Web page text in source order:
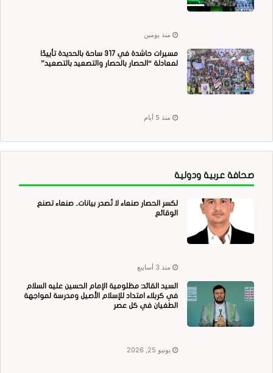
منذ يومين
مسيرات حاشدة في 317 ساحة بالحديدة تأييدًا
لمعادلة “الحصار بالحصار والتصعيد بالتصعيد”
منذ 5 أيام
صحافة عربية ودولية
لكسر الحصار صنعاء لا تُصدر بيانات.. صنعاء تصنع
الوقائع
منذ 3 أسابيع
السيد القائد: مظلومية الإمام الحسين عليه السلام
في كربلاء امتداد للإسلام الأصيل ومدرسة لمواجهة
الطغيان في كل عصر
يونيو 25, 2026